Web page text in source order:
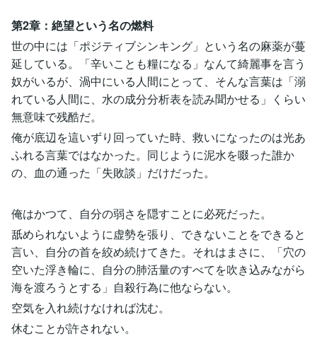
第2章：絶望という名の燃料
世の中には「ポジティブシンキング」という名の麻薬が蔓
延している。「辛いことも糧になる」なんて綺麗事を言う
奴がいるが、渦中にいる人間にとって、そんな言葉は「溺
れている人間に、水の成分分析表を読み聞かせる」くらい
無意味で残酷だ。
俺が底辺を這いずり回っていた時、救いになったのは光あ
ふれる言葉ではなかった。同じように泥水を啜った誰か
の、血の通った「失敗談」だけだった。
俺はかつて、自分の弱さを隠すことに必死だった。
舐められないように虚勢を張り、できないことをできると
言い、自分の首を絞め続けてきた。それはまさに、「穴の
空いた浮き輪に、自分の肺活量のすべてを吹き込みながら
海を渡ろうとする」自殺行為に他ならない。
空気を入れ続けなければ沈む。
休むことが許されない。